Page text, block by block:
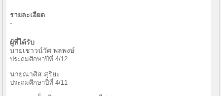
รายละเอียด
-
ผู้ที่ได้รับ
นายเชาวน์วัศ พลพงษ์
ประถมศึกษาปีที่ 4/12
นายณาศิส สุริยะ
ประถมศึกษาปีที่ 4/11